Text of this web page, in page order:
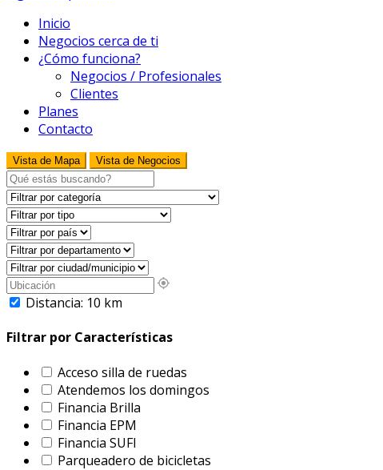
Inicio
Negocios cerca de ti
¿Cómo funciona?
Negocios / Profesionales
Clientes
Planes
Contacto
Vista de Mapa Vista de Negocios
Distancia: 10 km
Filtrar por Características
Acceso silla de ruedas
Atendemos los domingos
Financia Brilla
Financia EPM
Financia SUFI
Parqueadero de bicicletas